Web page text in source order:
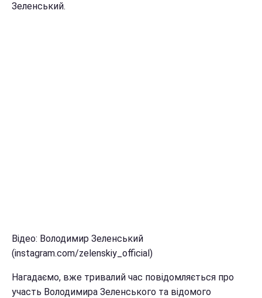
Зеленський.
Відео: Володимир Зеленський
(instagram.com/zelenskiy_official)
Нагадаємо, вже тривалий час повідомляється про
участь Володимира Зеленського та відомого